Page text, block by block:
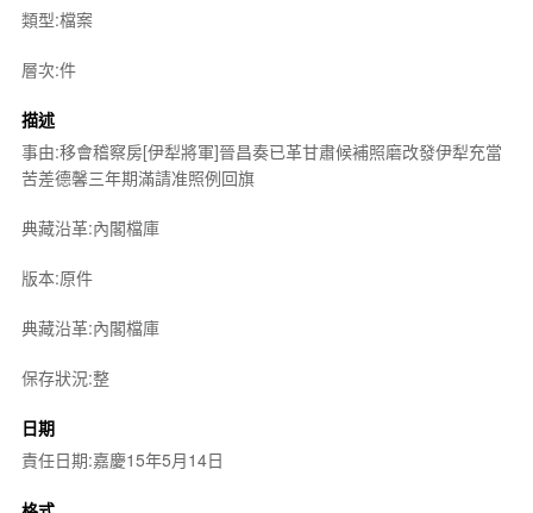
類型:檔案
層次:件
描述
事由:移會稽察房[伊犁將軍]晉昌奏已革甘肅候補照磨改發伊犁充當
苦差德馨三年期滿請准照例回旗
典藏沿革:內閣檔庫
版本:原件
典藏沿革:內閣檔庫
保存狀況:整
日期
責任日期:嘉慶15年5月14日